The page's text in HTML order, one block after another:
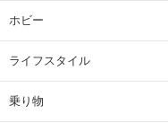
ホビー
ライフスタイル
乗り物